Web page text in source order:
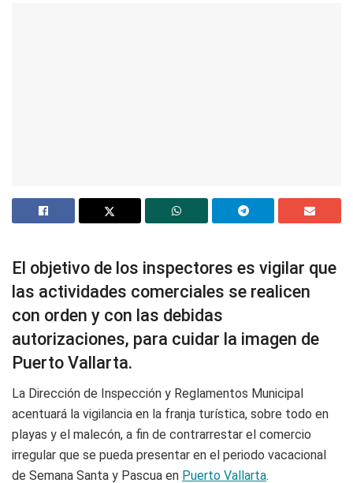
El objetivo de los inspectores es vigilar que
las actividades comerciales se realicen
con orden y con las debidas
autorizaciones, para cuidar la imagen de
Puerto Vallarta.
La Dirección de Inspección y Reglamentos Municipal
acentuará la vigilancia en la franja turística, sobre todo en
playas y el malecón, a fin de contrarrestar el comercio
irregular que se pueda presentar en el periodo vacacional
de Semana Santa y Pascua en Puerto Vallarta.